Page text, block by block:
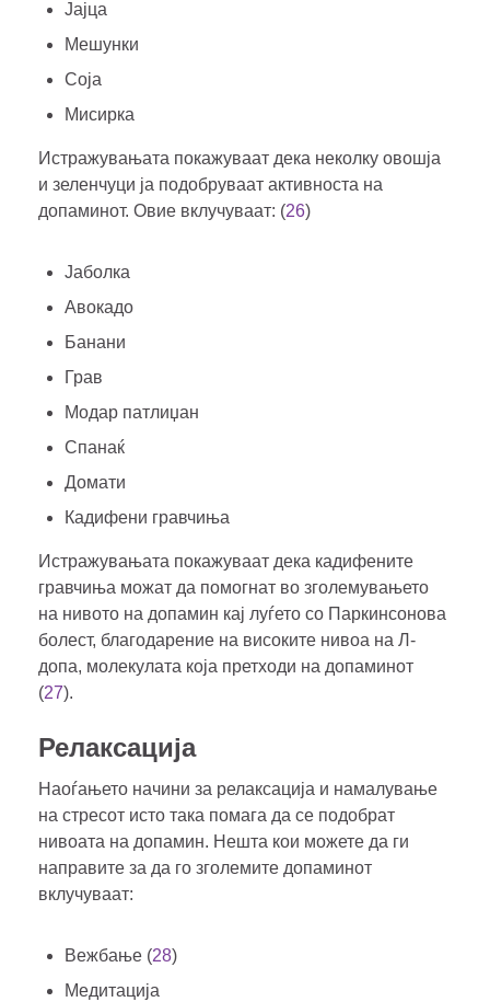
Јајца
Мешунки
Соја
Мисирка
Истражувањата покажуваат дека неколку овошја
и зеленчуци ја подобруваат активноста на
допаминот. Овие вклучуваат: (26)
Јаболка
Авокадо
Банани
Грав
Модар патлиџан
Спанаќ
Домати
Кадифени гравчиња
Истражувањата покажуваат дека кадифените
гравчиња можат да помогнат во зголемувањето
на нивото на допамин кај луѓето со Паркинсонова
болест, благодарение на високите нивоа на Л-
допа, молекулата која претходи на допаминот
(27).
Релаксација
Наоѓањето начини за релаксација и намалување
на стресот исто така помага да се подобрат
нивоата на допамин. Нешта кои можете да ги
направите за да го зголемите допаминот
вклучуваат:
Вежбање (28)
Медитација